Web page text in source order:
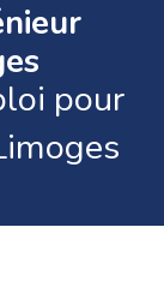
pour